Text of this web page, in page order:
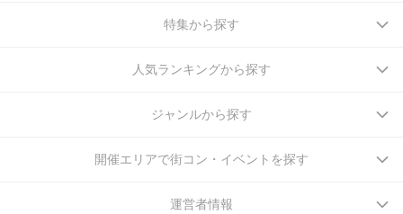
特集から探す
人気ランキングから探す
ジャンルから探す
開催エリアで街コン・イベントを探す
運営者情報